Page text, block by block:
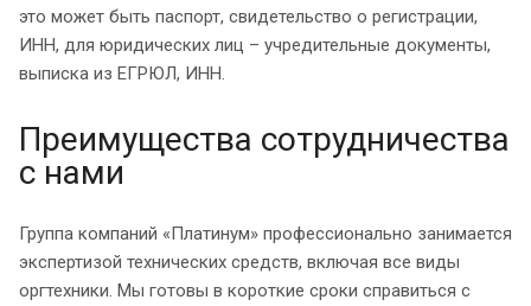
это может быть паспорт, свидетельство о регистрации,
ИНН, для юридических лиц – учредительные документы,
выписка из ЕГРЮЛ, ИНН.
Преимущества сотрудничества
с нами
Группа компаний «Платинум» профессионально занимается
экспертизой технических средств, включая все виды
оргтехники. Мы готовы в короткие сроки справиться с